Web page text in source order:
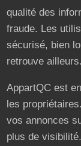
qualité des
fraude. Les
sécurisé, bien
retrouve ailleurs.
AppartQC est
les
vos annonces
plus de